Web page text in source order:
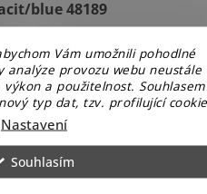
Vám umožnili pohodlné
analýze provozu webu neustále
a použitelnost. Souhlasem
typ dat, tzv. profilující
Nastavení
Souhlasím
blue 48189
Skladem u nás
Do košíku